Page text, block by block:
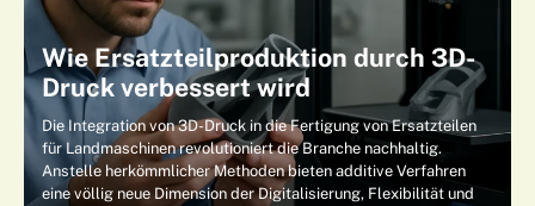
Wie Ersatzteilproduktion durch 3D-
Druck verbessert wird
Die Integration von 3D-Druck in die Fertigung von Ersatzteilen
für Landmaschinen revolutioniert die Branche nachhaltig.
Anstelle herkömmlicher Methoden bieten additive Verfahren
eine völlig neue Dimension der Digitalisierung, Flexibilität und